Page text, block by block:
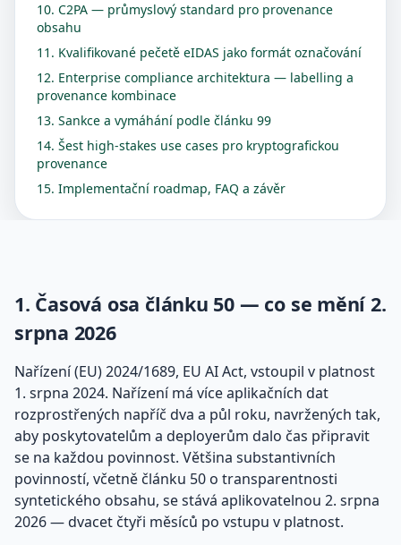
10. C2PA — průmyslový standard pro provenance
obsahu
11. Kvalifikované pečetě eIDAS jako formát označování
12. Enterprise compliance architektura — labelling a
provenance kombinace
13. Sankce a vymáhání podle článku 99
14. Šest high-stakes use cases pro kryptografickou
provenance
15. Implementační roadmap, FAQ a závěr
1. Časová osa článku 50 — co se mění 2.
srpna 2026
Nařízení (EU) 2024/1689, EU AI Act, vstoupil v platnost
1. srpna 2024. Nařízení má více aplikačních dat
rozprostřených napříč dva a půl roku, navržených tak,
aby poskytovatelům a deployerům dalo čas připravit
se na každou povinnost. Většina substantivních
povinností, včetně článku 50 o transparentnosti
syntetického obsahu, se stává aplikovatelnou 2. srpna
2026 — dvacet čtyři měsíců po vstupu v platnost.